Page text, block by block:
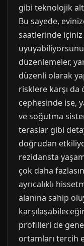
gibi teknolojik
Bu sayede,
saatlerinde
düzenlemeler,
düzenli olarak
risklere karşı da
cephesinde ise,
ve soğutma
teraslar gibi
doğrudan
rezidansta
çok daha
ayrıcalıklı
alanına sahip
profilleri de
ortamları tercih